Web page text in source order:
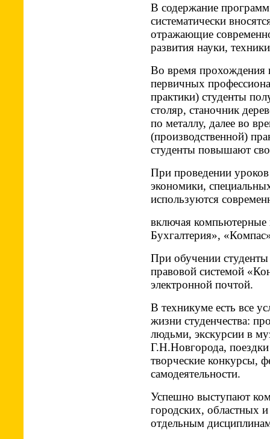
В содержание
систематически
отражающие
развития науки,
Во время прохождения
первичных
практики) студенты
столяр, станочник
по металлу, далее во
(производственной)
студенты повышают
При проведении уроков
экономики,
используются
включая
Бухгалтерия»,
При обучении
правовой системой
электронной почтой.
В техникуме есть все
жизни студенче­ства:
людьми, экскурсии в
Г.Н.Новгорода,
творческие кон­курсы,
самодеятельности.
Успешно выступают
городских, обла­стных
отдельным